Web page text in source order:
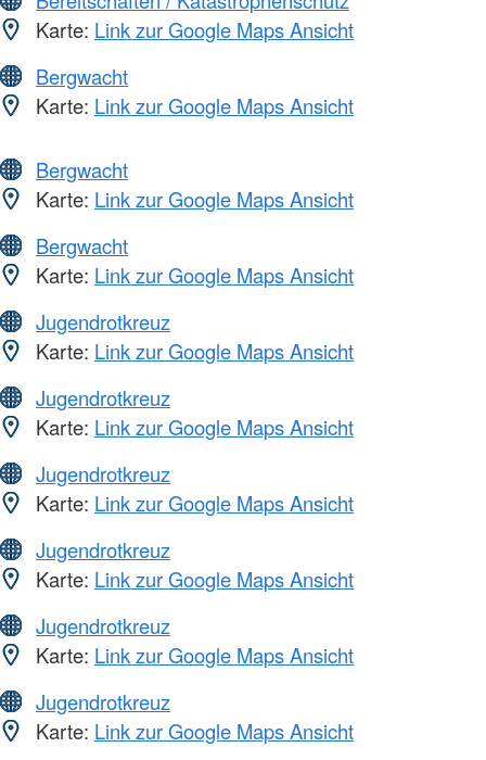
Karte: Link zur Google Maps Ansicht
Bergwacht
Karte: Link zur Google Maps Ansicht
Bergwacht
Karte: Link zur Google Maps Ansicht
Bergwacht
Karte: Link zur Google Maps Ansicht
Jugendrotkreuz
Karte: Link zur Google Maps Ansicht
Jugendrotkreuz
Karte: Link zur Google Maps Ansicht
Jugendrotkreuz
Karte: Link zur Google Maps Ansicht
Jugendrotkreuz
Karte: Link zur Google Maps Ansicht
Jugendrotkreuz
Karte: Link zur Google Maps Ansicht
Jugendrotkreuz
Karte: Link zur Google Maps Ansicht